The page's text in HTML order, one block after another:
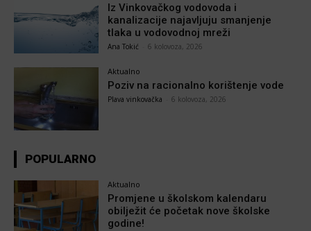
Iz Vinkovačkog vodovoda i
kanalizacije najavljuju smanjenje
tlaka u vodovodnoj mreži
Ana Tokić 6 kolovoza, 2026
Aktualno
Poziv na racionalno korištenje vode
Plava vinkovačka 6 kolovoza, 2026
POPULARNO
Aktualno
Promjene u školskom kalendaru
obilježit će početak nove školske
godine!